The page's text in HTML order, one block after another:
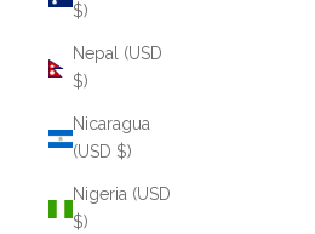
$)
Nepal (USD
$)
Nicaragua
(USD $)
Nigeria (USD
$)